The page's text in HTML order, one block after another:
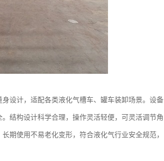
设计，适配各类液化气槽车、罐车装卸场景。设备
结构设计科学合理，操作灵活轻便，可灵活调节角
期使用不易老化变形，符合液化气行业安全规范，